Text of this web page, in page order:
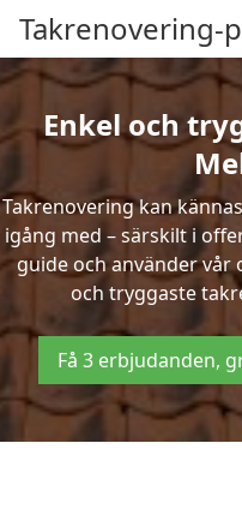
Takrenovering-
Enkel och
Takrenovering kan
igång med – särskilt i
guide och använder
och tryggaste
Få 3 erbjudanden,